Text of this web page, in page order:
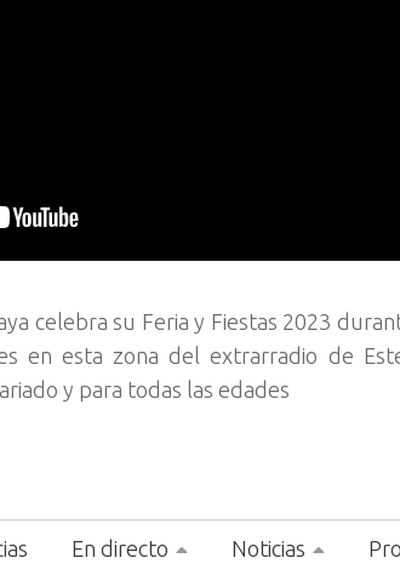
celebra su Feria y Fiestas 2023
en esta zona del extrarradio de
y para todas las edades
En directo Noticias